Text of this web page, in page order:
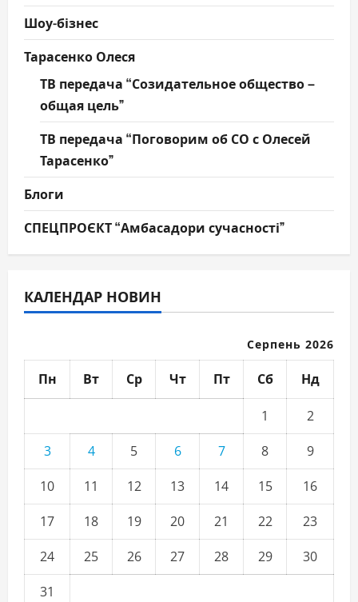
Шоу-бізнес
Тарасенко Олеся
ТВ передача “Созидательное общество –
общая цель”
ТВ передача “Поговорим об СО с Олесей
Тарасенко”
Блоги
СПЕЦПРОЄКТ “Амбасадори сучасності”
КАЛЕНДАР НОВИН
Серпень 2026
Пн Вт Ср Чт Пт Сб Нд
1
2
3
4 5 6 7 8
9
10
11 12 13 14 15
16
17
18 19 20 21 22
23
24
25 26 27 28 29
30
31